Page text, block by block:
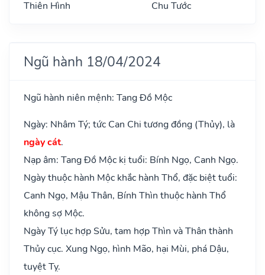
Thiên Hình
Chu Tước
Ngũ hành 18/04/2024
Ngũ hành niên mệnh: Tang Đồ Mộc
Ngày: Nhâm Tý; tức Can Chi tương đồng (Thủy), là
ngày cát.
Nạp âm: Tang Đồ Mộc kị tuổi: Bính Ngọ, Canh Ngọ.
Ngày thuộc hành Mộc khắc hành Thổ, đặc biệt tuổi:
Canh Ngọ, Mậu Thân, Bính Thìn thuộc hành Thổ
không sợ Mộc.
Ngày Tý lục hợp Sửu, tam hợp Thìn và Thân thành
Thủy cục. Xung Ngọ, hình Mão, hại Mùi, phá Dậu,
tuyệt Tỵ.